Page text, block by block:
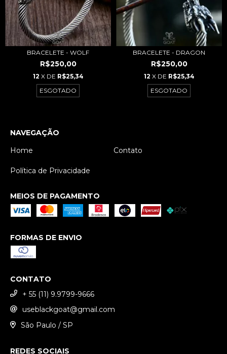
BRACELETE - WOLF
R$250,00
12 X DE R$25,34
ESGOTADO
BRACELETE - DRAGON
R$250,00
12 X DE R$25,34
ESGOTADO
NAVEGAÇÃO
Home
Contato
Política de Privacidade
MEIOS DE PAGAMENTO
FORMAS DE ENVIO
CONTATO
+ 55 (11) 9.9799-9666
useblackgoat@gmail.com
São Paulo / SP
REDES SOCIAIS